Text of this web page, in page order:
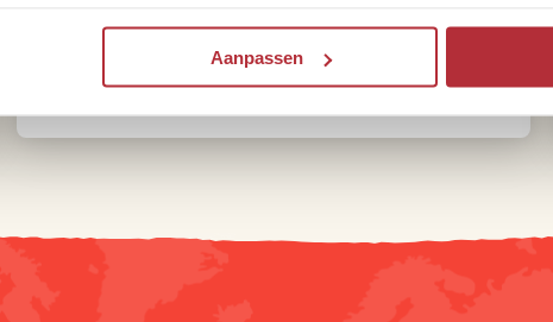
Aanpassen
Vervoer in Myanmar